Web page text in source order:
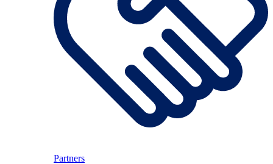
Partners